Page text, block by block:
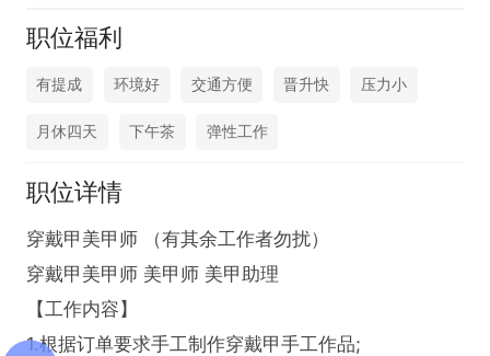
职位福利
有提成 环境好 交通方便 晋升快 压力小
月休四天 下午茶 弹性工作
职位详情
穿戴甲美甲师 （有其余工作者勿扰）
穿戴甲美甲师 美甲师 美甲助理
【工作内容】
1.根据订单要求手工制作穿戴甲手工作品;